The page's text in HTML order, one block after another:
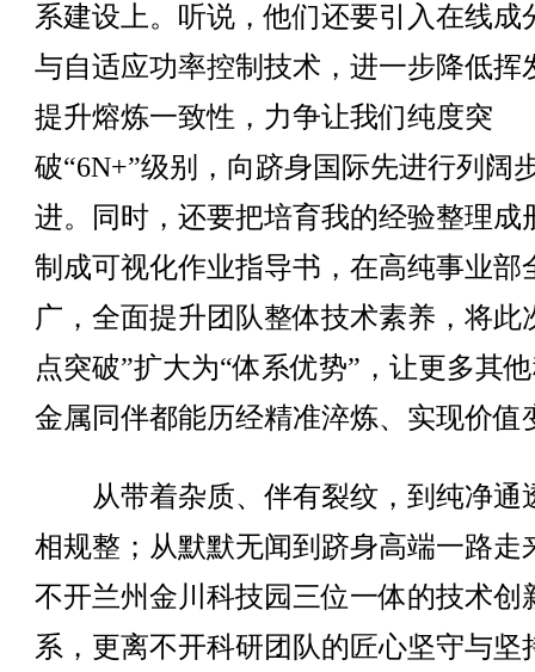
系建设上。听说，他们还要引入在线成
与自适应功率控制技术，进一步降低挥
提升熔炼一致性，力争让我们纯度突
破“6N+”级别，向跻身国际先进行列阔
进。同时，还要把培育我的经验整理成
制成可视化作业指导书，在高纯事业部
广，全面提升团队整体技术素养，将此
点突破”扩大为“体系优势”，让更多其
金属同伴都能历经精准淬炼、实现价值
从带着杂质、伴有裂纹，到纯净通
相规整；从默默无闻到跻身高端一路走
不开兰州金川科技园三位一体的技术创
系，更离不开科研团队的匠心坚守与坚